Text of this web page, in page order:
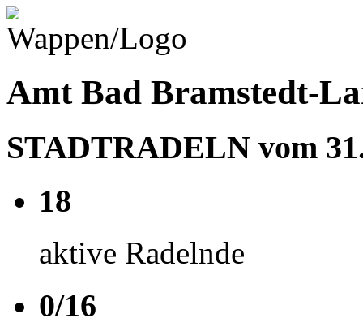
Amt Bad Bramstedt-
STADTRADELN vom
18
aktive Radelnde
0/16